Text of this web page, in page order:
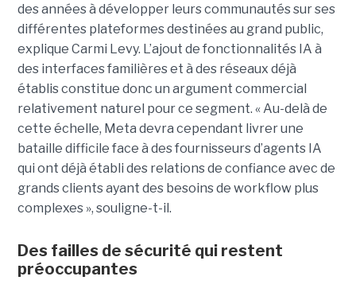
des années à développer leurs communautés sur ses
différentes plateformes destinées au grand public,
explique Carmi Levy. L’ajout de fonctionnalités IA à
des interfaces familières et à des réseaux déjà
établis constitue donc un argument commercial
relativement naturel pour ce segment. « Au-delà de
cette échelle, Meta devra cependant livrer une
bataille difficile face à des fournisseurs d’agents IA
qui ont déjà établi des relations de confiance avec de
grands clients ayant des besoins de workflow plus
complexes », souligne-t-il.
Des failles de sécurité qui restent
préoccupantes